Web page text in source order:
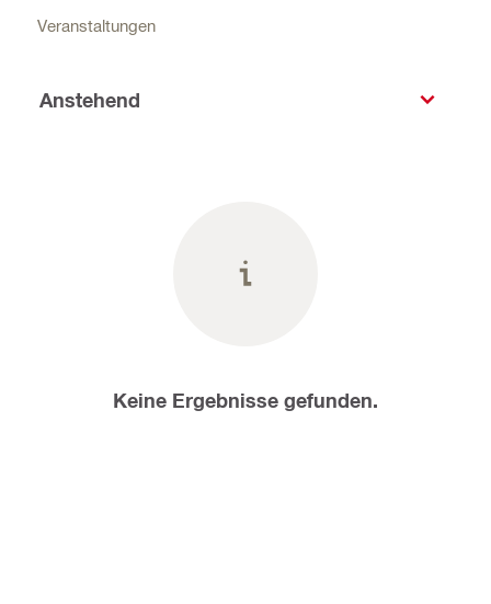
Veranstaltungen
Anstehend
Keine Ergebnisse gefunden.